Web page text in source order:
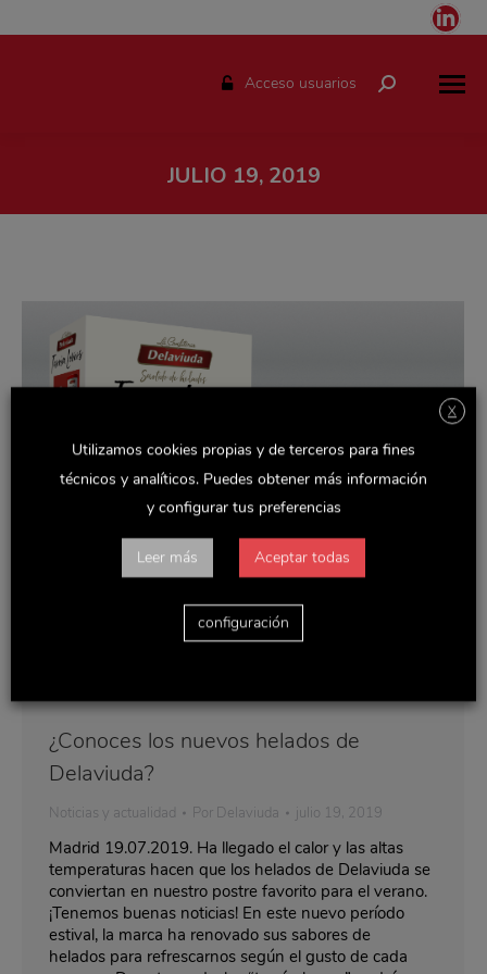
Acceso usuarios Buscar:
JULIO 19, 2019
¿Conoces los nuevos helados de
Delaviuda?
Noticias y actualidad Por Delaviuda julio 19, 2019
Madrid 19.07.2019. Ha llegado el calor y las altas
temperaturas hacen que los helados de Delaviuda se
conviertan en nuestro postre favorito para el verano.
¡Tenemos buenas noticias! En este nuevo período
estival, la marca ha renovado sus sabores de
helados para refrescarnos según el gusto de cada
X
Utilizamos cookies propias y de terceros para fines
técnicos y analíticos. Puedes obtener más información
y configurar tus preferencias
Leer más Aceptar todas
configuración